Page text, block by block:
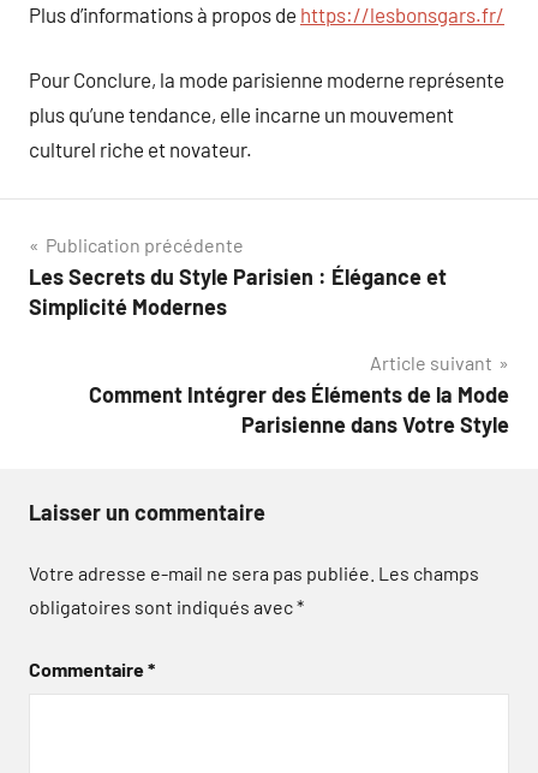
Plus d’informations à propos de https://lesbonsgars.fr/
Pour Conclure, la mode parisienne moderne représente
plus qu’une tendance, elle incarne un mouvement
culturel riche et novateur.
Navigation
de
Publication précédente
Les Secrets du Style Parisien : Élégance et
Simplicité Modernes
Article suivant
Comment Intégrer des Éléments de la Mode
Parisienne dans Votre Style
Laisser un commentaire
Votre adresse e-mail ne sera pas publiée. Les champs
obligatoires sont indiqués avec*
Commentaire*